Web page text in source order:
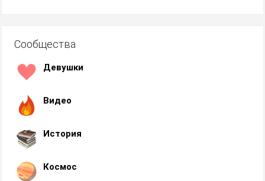
Сообщества
Девушки
Видео
История
Космос